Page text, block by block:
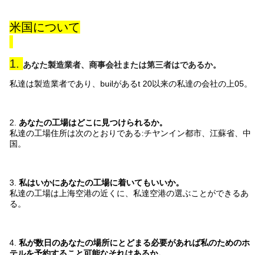
米国について
1. あなた製造業者、商事会社または第三者はであるか。
私達は製造業者であり、builがあるt 20以来の私達の会社の上05。
2. あなたの工場はどこに見つけられるか。
私達の工場住所は次のとおりである:チヤンイン都市、江蘇省、中
国。
3. 私はいかにあなたの工場に着いてもいいか。
私達の工場は上海空港の近くに、私達空港の選ぶことができるあ
る。
4. 私が数日のあなたの場所にとどまる必要があれば私のためのホ
テルを予約すること可能なそれはあるか。